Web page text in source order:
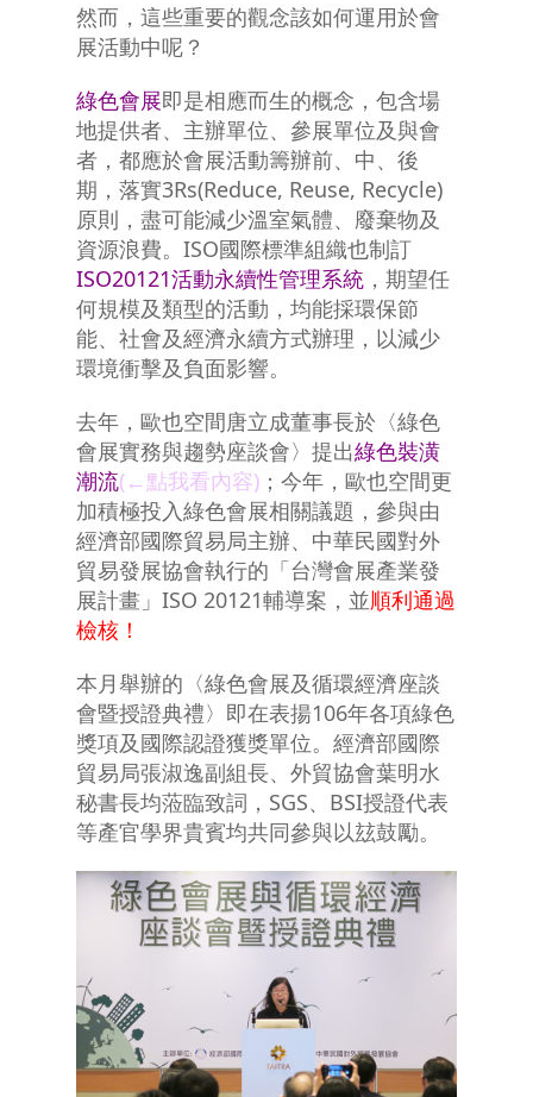
然而，這些重要的觀念該如何運用於會
展活動中呢？
綠色會展即是相應而生的概念，包含場
地提供者、主辦單位、參展單位及與會
者，都應於會展活動籌辦前、中、後
期，落實3Rs(Reduce, Reuse, Recycle)
原則，盡可能減少溫室氣體、廢棄物及
資源浪費。ISO國際標準組織也制訂
ISO20121活動永續性管理系統 ，期望任
何規模及類型的活動，均能採環保節
能、社會及經濟永續方式辦理，以減少
環境衝擊及負面影響。
去年，歐也空間唐立成董事長於〈綠色
會展實務與趨勢座談會〉提出綠色裝潢
潮流(←點我看內容) ；今年，歐也空間更
加積極投入綠色會展相關議題，參與由
經濟部國際貿易局主辦、中華民國對外
貿易發展協會執行的「台灣會展產業發
展計畫」ISO 20121輔導案，並順利通過
檢核！
本月舉辦的〈綠色會展及循環經濟座談
會暨授證典禮〉即在表揚106年各項綠色
獎項及國際認證獲獎單位。經濟部國際
貿易局張淑逸副組長、外貿協會葉明水
秘書長均蒞臨致詞，SGS、BSI授證代表
等產官學界貴賓均共同參與以玆鼓勵。